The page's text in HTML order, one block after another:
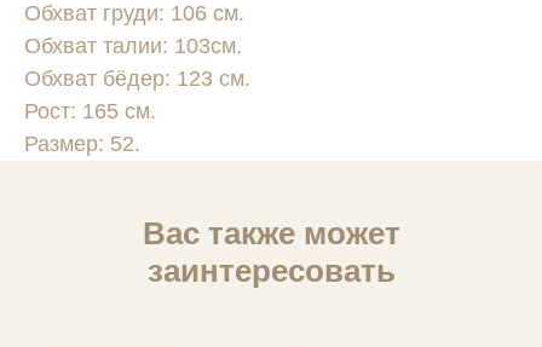
Обхват груди: 106 см.
Обхват талии: 103см.
Обхват бёдер: 123 см.
Рост: 165 см.
Размер: 52.
Вас также может
заинтересовать